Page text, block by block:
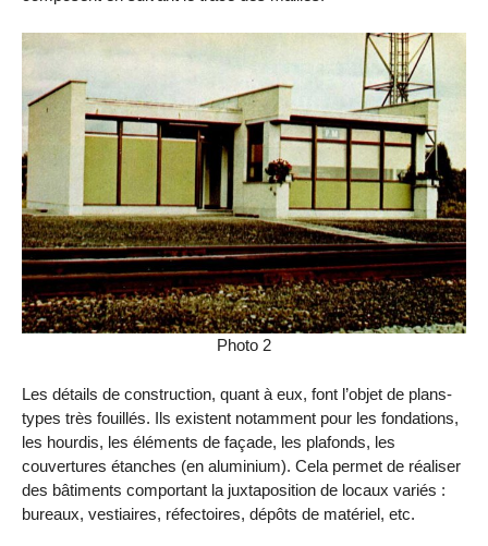
Photo 2
Les détails de construction, quant à eux, font l’objet de plans-
types très fouillés. Ils existent notamment pour les fondations,
les hourdis, les éléments de façade, les plafonds, les
couvertures étanches (en aluminium). Cela permet de réaliser
des bâtiments comportant la juxtaposition de locaux variés :
bureaux, vestiaires, réfectoires, dépôts de matériel, etc.